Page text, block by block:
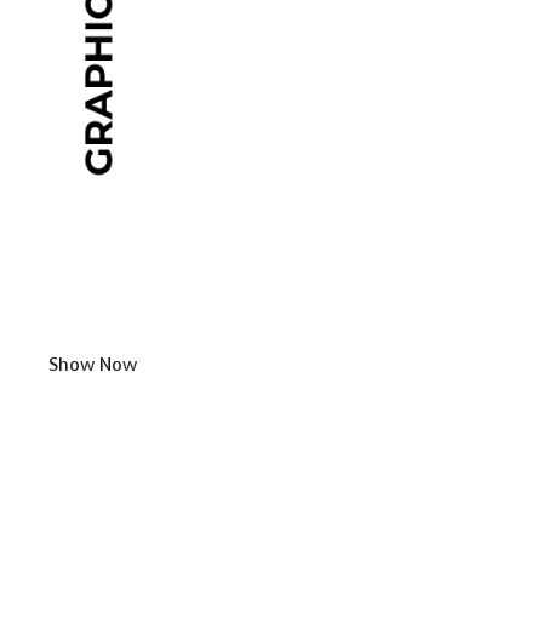
Show Now